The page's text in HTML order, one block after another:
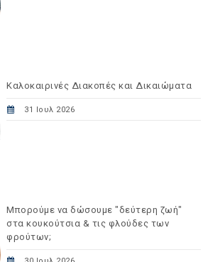
Καλοκαιρινές Διακοπές και Δικαιώματα
31 Ιουλ 2026
Μπορούμε να δώσουμε "δεύτερη ζωή"
στα κουκούτσια & τις φλούδες των
φρούτων;